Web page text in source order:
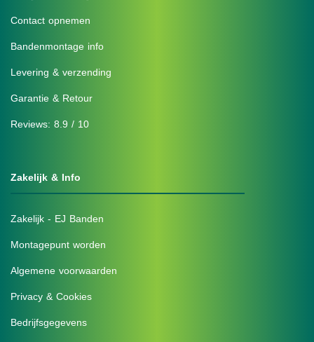
Contact opnemen
Bandenmontage info
Levering & verzending
Garantie & Retour
Reviews: 8.9 / 10
Zakelijk & Info
Zakelijk - EJ Banden
Montagepunt worden
Algemene voorwaarden
Privacy & Cookies
Bedrijfsgegevens